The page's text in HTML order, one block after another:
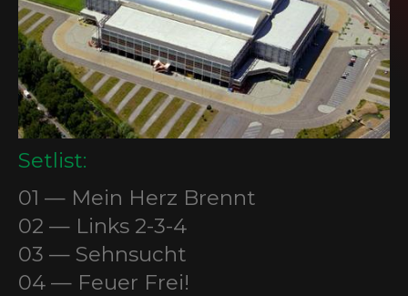
Setlist:
01 — Mein Herz Brennt
02 — Links 2-3-4
03 — Sehnsucht
04 — Feuer Frei!